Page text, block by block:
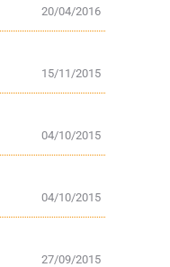
20/04/2016
15/11/2015
04/10/2015
04/10/2015
27/09/2015